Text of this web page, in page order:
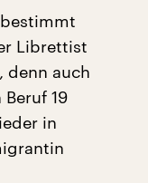
Librettist
denn auch
19
in